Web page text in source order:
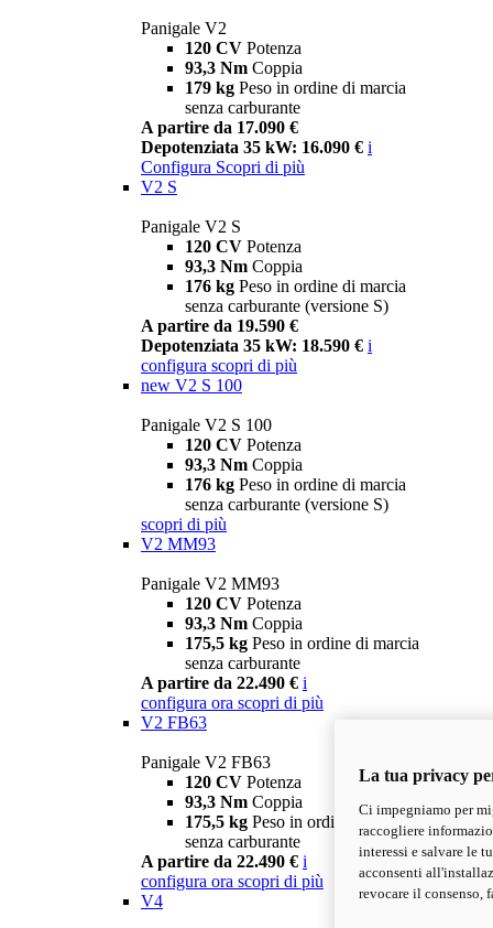
Panigale V2
120 CV Potenza
93,3 Nm Coppia
179 kg Peso in ordine di marcia
senza carburante
A partire da 17.090 €
Depotenziata 35 kW: 16.090 € i
Configura Scopri di più
V2 S
Panigale V2 S
120 CV Potenza
93,3 Nm Coppia
176 kg Peso in ordine di marcia
senza carburante (versione S)
A partire da 19.590 €
Depotenziata 35 kW: 18.590 € i
configura scopri di più
new V2 S 100
Panigale V2 S 100
120 CV Potenza
93,3 Nm Coppia
176 kg Peso in ordine di marcia
senza carburante (versione S)
scopri di più
V2 MM93
Panigale V2 MM93
120 CV Potenza
93,3 Nm Coppia
175,5 kg Peso in ordine di marcia
senza carburante
A partire da 22.490 € i
configura ora scopri di più
V2 FB63
Panigale V2 FB63
120 CV Potenza
93,3 Nm Coppia
175,5 kg Peso in ordine di marcia
senza carburante
A partire da 22.490 € i
configura ora scopri di più
V4
La tua privacy
Ci impegniamo per
raccogliere
interessi e salvare le
acconsenti
revocare il consenso,